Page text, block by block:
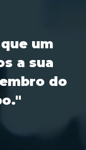
um
a sua
do
."